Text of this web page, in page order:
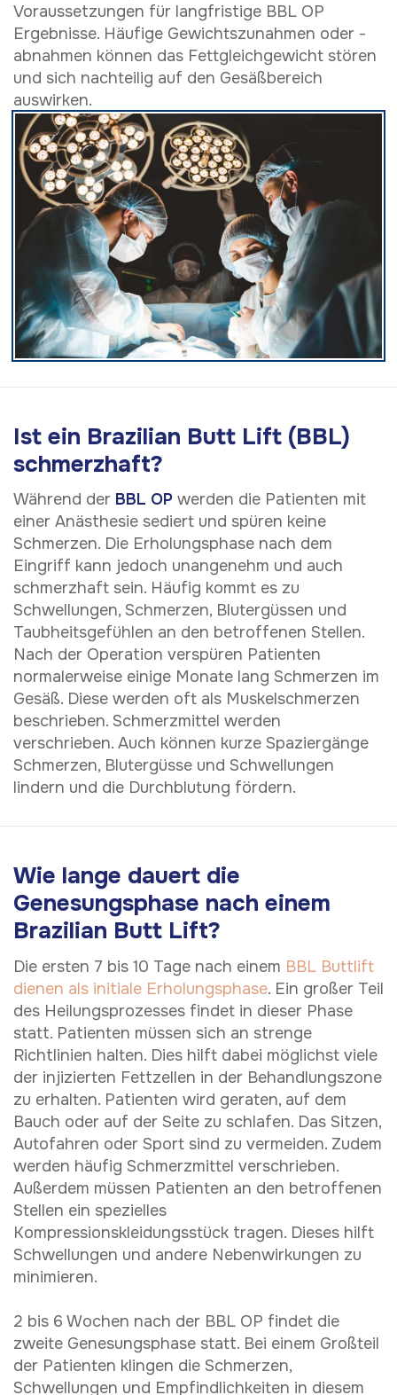
Voraussetzungen für langfristige BBL OP
Ergebnisse. Häufige Gewichtszunahmen oder -
abnahmen können das Fettgleichgewicht stören
und sich nachteilig auf den Gesäßbereich
auswirken.
Ist ein Brazilian Butt Lift (BBL)
schmerzhaft?
Während der BBL OP werden die Patienten mit
einer Anästhesie sediert und spüren keine
Schmerzen. Die Erholungsphase nach dem
Eingriff kann jedoch unangenehm und auch
schmerzhaft sein. Häufig kommt es zu
Schwellungen, Schmerzen, Blutergüssen und
Taubheitsgefühlen an den betroffenen Stellen.
Nach der Operation verspüren Patienten
normalerweise einige Monate lang Schmerzen im
Gesäß. Diese werden oft als Muskelschmerzen
beschrieben. Schmerzmittel werden
verschrieben. Auch können kurze Spaziergänge
Schmerzen, Blutergüsse und Schwellungen
lindern und die Durchblutung fördern.
Wie lange dauert die
Genesungsphase nach einem
Brazilian Butt Lift?
Die ersten 7 bis 10 Tage nach einem BBL Buttlift
dienen als initiale Erholungsphase. Ein großer Teil
des Heilungsprozesses findet in dieser Phase
statt. Patienten müssen sich an strenge
Richtlinien halten. Dies hilft dabei möglichst viele
der injizierten Fettzellen in der Behandlungszone
zu erhalten. Patienten wird geraten, auf dem
Bauch oder auf der Seite zu schlafen. Das Sitzen,
Autofahren oder Sport sind zu vermeiden. Zudem
werden häufig Schmerzmittel verschrieben.
Außerdem müssen Patienten an den betroffenen
Stellen ein spezielles
Kompressionskleidungsstück tragen. Dieses hilft
Schwellungen und andere Nebenwirkungen zu
minimieren.
2 bis 6 Wochen nach der BBL OP findet die
zweite Genesungsphase statt. Bei einem Großteil
der Patienten klingen die Schmerzen,
Schwellungen und Empfindlichkeiten in diesem